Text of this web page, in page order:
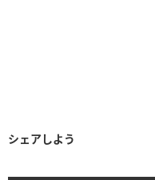
シェアしよう